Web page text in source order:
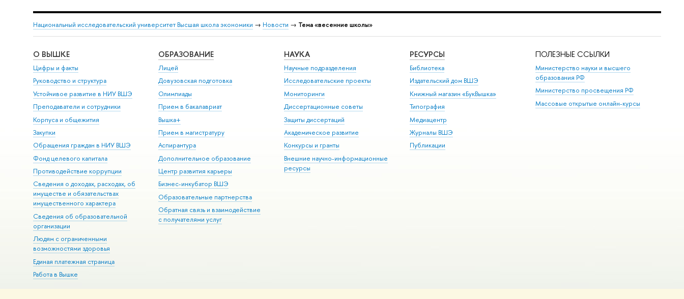
Национальный исследовательский университет Высшая школа экономики → Новости → Тема «весенние школы»
О ВЫШКЕ
Цифры и факты
Руководство и структура
Устойчивое развитие в НИУ ВШЭ
Преподаватели и сотрудники
Корпуса и общежития
Закупки
Обращения граждан в НИУ ВШЭ
Фонд целевого капитала
Противодействие коррупции
Сведения о доходах, расходах, об
имуществе и обязательствах
имущественного характера
Сведения об образовательной
организации
Людям с ограниченными
возможностями здоровья
Единая платежная страница
Работа в Вышке
ОБРАЗОВАНИЕ
Лицей
Довузовская подготовка
Олимпиады
Прием в бакалавриат
Вышка+
Прием в магистратуру
Аспирантура
Дополнительное образование
Центр развития карьеры
Бизнес-инкубатор ВШЭ
Образовательные партнерства
Обратная связь и взаимодействие
с получателями услуг
НАУКА
Научные подразделения
Исследовательские проекты
Мониторинги
Диссертационные советы
Защиты диссертаций
Академическое развитие
Конкурсы и гранты
Внешние научно-информационные
ресурсы
РЕСУРСЫ
Библиотека
Издательский дом ВШЭ
Книжный магазин «БукВышка»
Типография
Медиацентр
Журналы ВШЭ
Публикации
ПОЛЕЗНЫЕ ССЫЛКИ
Министерство науки и высшего
образования РФ
Министерство просвещения РФ
Массовые открытые онлайн-курсы